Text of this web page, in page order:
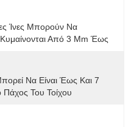
Ίνες Μπορούν Να
Από 3 Mm Έως
Να Είναι Έως Και 7
Πάχος Του Τοίχου